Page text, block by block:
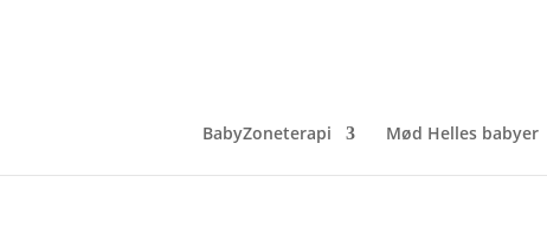
BabyZoneterapi Mød Helles babyer